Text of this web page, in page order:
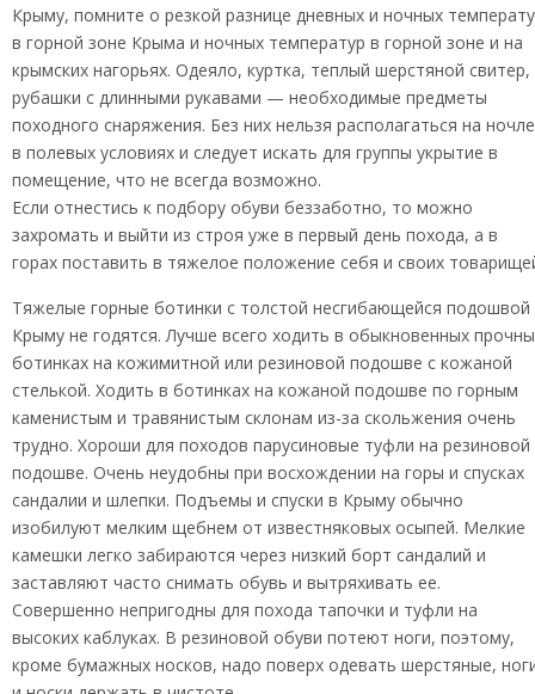
Крыму, помните о резкой разнице дневных и ночных
в горной зоне Крыма и ночных температур в горной зоне и на
крымских нагорьях. Одеяло, куртка, теплый шерстяной свитер,
рубашки с длинными рукавами — необходимые предметы
походного снаряжения. Без них нельзя располагаться на
в полевых условиях и следует искать для группы укрытие в
помещение, что не всегда возможно.
Если отнестись к подбору обуви беззаботно, то можно
захромать и выйти из строя уже в первый день похода, а в
горах поставить в тяжелое положение себя и своих
Тяжелые горные ботинки с толстой несгибающейся подошвой
Крыму не годятся. Лучше всего ходить в обыкновенных
ботинках на кожимитной или резиновой подошве с кожаной
стелькой. Ходить в ботинках на кожаной подошве по горным
каменистым и травянистым склонам из-за скольжения очень
трудно. Хороши для походов парусиновые туфли на резиновой
подошве. Очень неудобны при восхождении на горы и спусках
сандалии и шлепки. Подъемы и спуски в Крыму обычно
изобилуют мелким щебнем от известняковых осыпей. Мелкие
камешки легко забираются через низкий борт сандалий и
заставляют часто снимать обувь и вытряхивать ее.
Совершенно непригодны для похода тапочки и туфли на
высоких каблуках. В резиновой обуви потеют ноги, поэтому,
кроме бумажных носков, надо поверх одевать шерстяные,